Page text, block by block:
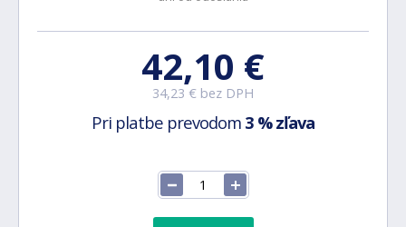
42,10 €
34,23 € bez DPH
Pri platbe prevodom 3 % zľava